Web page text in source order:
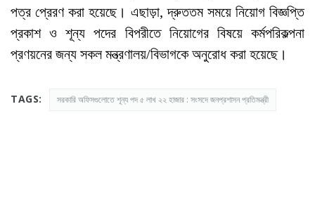
পত্র প্রেরণ করা হয়েছে। এছাড়া, দ্রুততম সময়ে নিয়োগ বিজ্ঞপ্তি
প্রকাশ ও শূন্য পদের বিপরীতে নিয়োগের বিষয়ে কর্মপরিকল্পনা
প্রণয়নের জন্য সকল মন্ত্রণালয়/বিভাগকে অনুরোধ করা হয়েছে।
TAGS: সরকারি অফিসগুলোতে শূন্য পদ ৫ লাখ ২২ হাজার : সংসদে জনপ্রশাসন প্রতিমন্ত্রী